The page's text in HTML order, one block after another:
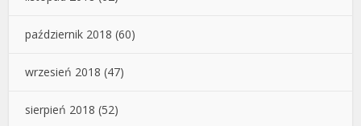
październik 2018 (60)
wrzesień 2018 (47)
sierpień 2018 (52)